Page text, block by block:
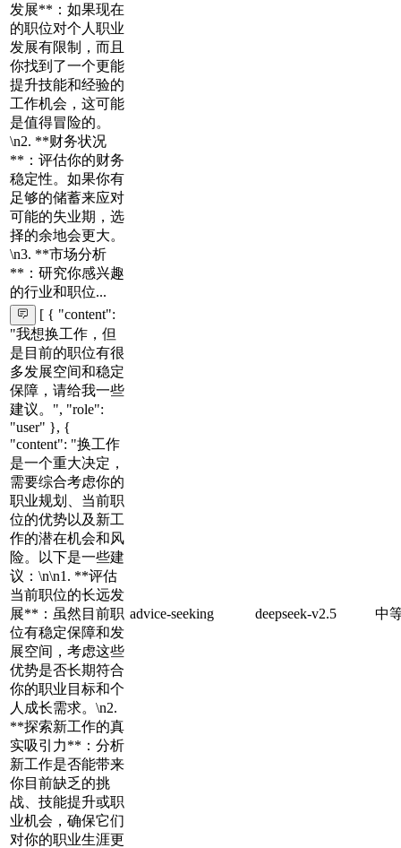
发展**：如果现在
的职位对个人职业
发展有限制，而且
你找到了一个更能
提升技能和经验的
工作机会，这可能
是值得冒险的。
\n2. **财务状况
**：评估你的财务
稳定性。如果你有
足够的储蓄来应对
可能的失业期，选
择的余地会更大。
\n3. **市场分析
**：研究你感兴趣
的行业和职位...
[ { "content":
"我想换工作，但
是目前的职位有很
多发展空间和稳定
保障，请给我一些
建议。", "role":
"user" }, {
"content": "换工作
是一个重大决定，
需要综合考虑你的
职业规划、当前职
位的优势以及新工
作的潜在机会和风
险。以下是一些建
议：\n\n1. **评估
当前职位的长远发
展**：虽然目前职
位有稳定保障和发
展空间，考虑这些
优势是否长期符合
你的职业目标和个
人成长需求。\n2.
**探索新工作的真
实吸引力**：分析
新工作是否能带来
你目前缺乏的挑
战、技能提升或职
业机会，确保它们
对你的职业生涯更
advice-seeking deepseek-v2.5 中